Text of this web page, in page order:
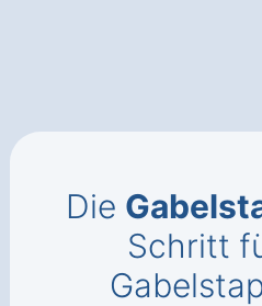
Die
Schritt